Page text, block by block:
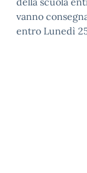
vanno
entro Lunedì